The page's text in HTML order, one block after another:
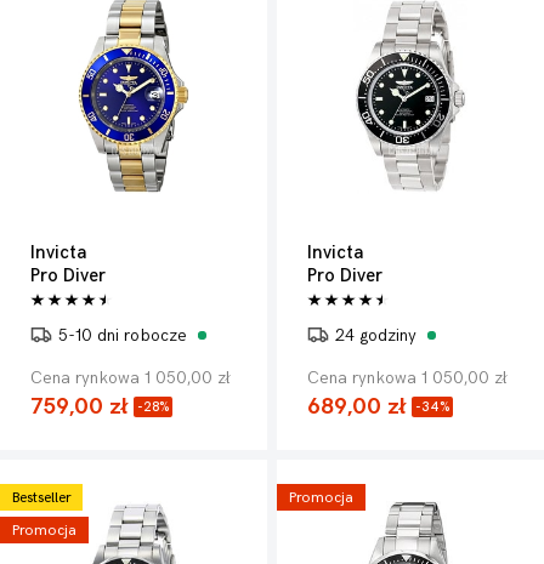
Invicta
Pro Diver
5-10 dni robocze
Cena rynkowa 1 050,00 zł
759,00 zł -28%
Invicta
Pro Diver
24 godziny
Cena rynkowa 1 050,00 zł
689,00 zł -34%
Bestseller
Promocja
Promocja